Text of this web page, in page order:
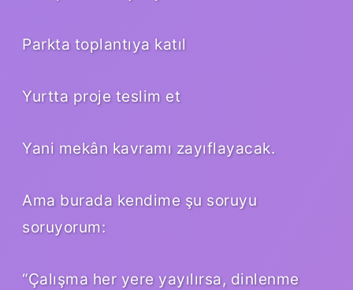
Parkta toplantıya katıl
Yurtta proje teslim et
Yani mekân kavramı zayıflayacak.
Ama burada kendime şu soruyu
soruyorum:
“Çalışma her yere yayılırsa, dinlenme